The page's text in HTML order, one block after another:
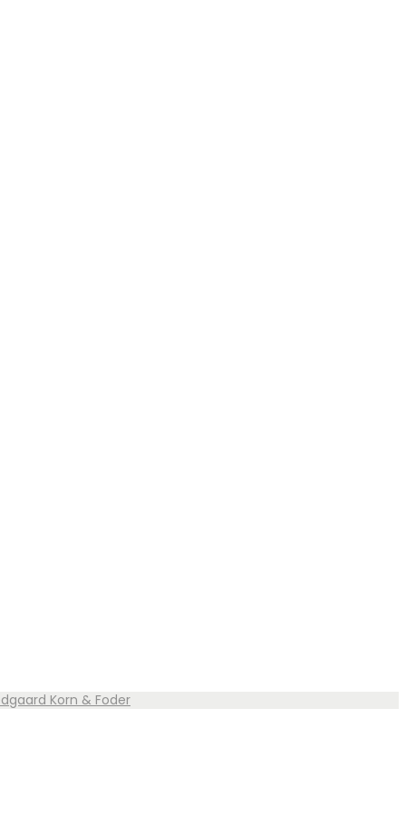
Korn & Foder